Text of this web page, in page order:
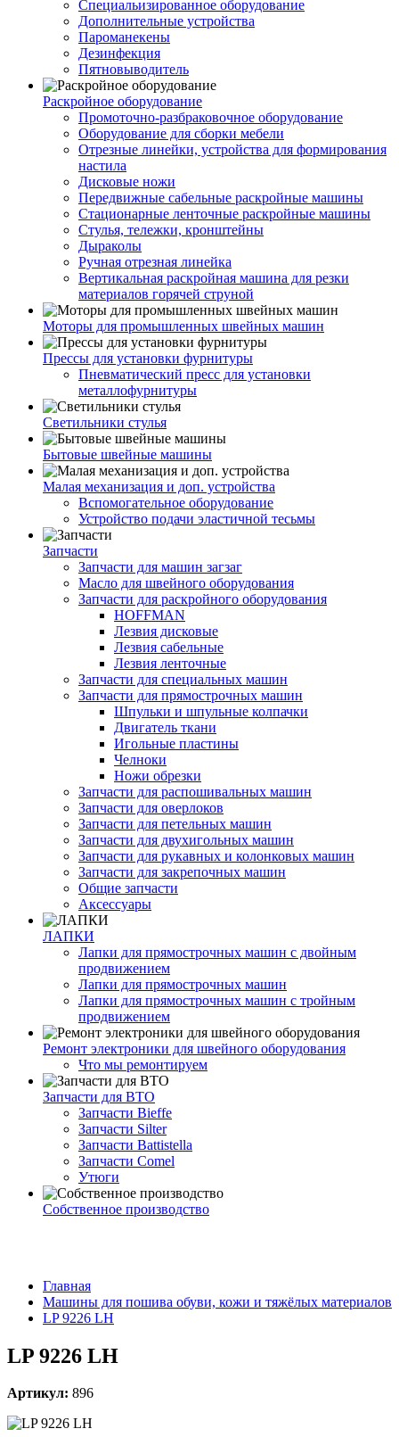
Специальизированное оборудование
Дополнительные устройства
Пароманекены
Дезинфекция
Пятновыводитель
Раскройное оборудование
Промоточно-разбраковочное оборудование
Оборудование для сборки мебели
Отрезные линейки, устройства для формирования
настила
Дисковые ножи
Передвижные сабельные раскройные машины
Стационарные ленточные раскройные машины
Стулья, тележки, кронштейны
Дыраколы
Ручная отрезная линейка
Вертикальная раскройная машина для резки
материалов горячей струной
Моторы для промышленных швейных машин
Прессы для установки фурнитуры
Пневматический пресс для установки
металлофурнитуры
Светильники стулья
Бытовые швейные машины
Малая механизация и доп. устройства
Вспомогательное оборудование
Устройство подачи эластичной тесьмы
Запчасти
Запчасти для машин загзаг
Масло для швейного оборудования
Запчасти для раскройного оборудования
HOFFMAN
Лезвия дисковые
Лезвия сабельные
Лезвия ленточные
Запчасти для специальных машин
Запчасти для прямострочных машин
Шпульки и шпульные колпачки
Двигатель ткани
Игольные пластины
Челноки
Ножи обрезки
Запчасти для распошивальных машин
Запчасти для оверлоков
Запчасти для петельных машин
Запчасти для двухигольных машин
Запчасти для рукавных и колонковых машин
Запчасти для закрепочных машин
Общие запчасти
Аксессуары
ЛАПКИ
Лапки для прямострочных машин с двойным
продвижением
Лапки для прямострочных машин
Лапки для прямострочных машин с тройным
продвижением
Ремонт электроники для швейного оборудования
Что мы ремонтируем
Запчасти для ВТО
Запчасти Bieffe
Запчасти Silter
Запчасти Battistella
Запчасти Comel
Утюги
Собственное производство
Главная
Машины для пошива обуви, кожи и тяжёлых материалов
LP 9226 LH
LP 9226 LH
Артикул: 896